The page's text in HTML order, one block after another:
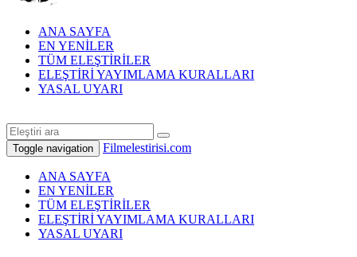
ANA SAYFA
EN YENİLER
TÜM ELEŞTİRİLER
ELEŞTİRİ YAYIMLAMA KURALLARI
YASAL UYARI
Toggle navigation Filmelestirisi.com
ANA SAYFA
EN YENİLER
TÜM ELEŞTİRİLER
ELEŞTİRİ YAYIMLAMA KURALLARI
YASAL UYARI